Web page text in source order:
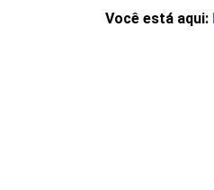
Você está aqui: